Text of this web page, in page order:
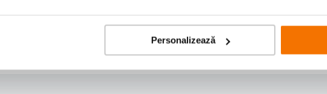
Personalizează